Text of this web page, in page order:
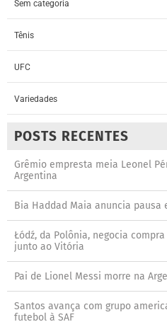
Sem categoria
Tênis
UFC
Variedades
POSTS RECENTES
Grêmio empresta meia Leonel
Argentina
Bia Haddad Maia anuncia
Łódź, da Polônia, negocia
junto ao Vitória
Pai de Lionel Messi morre na
Santos avança com grupo
futebol à SAF